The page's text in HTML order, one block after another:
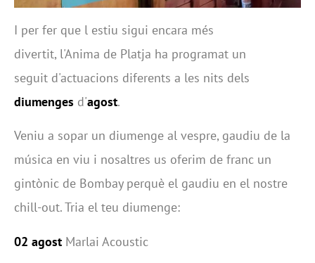
I per fer que l estiu sigui encara més
divertit, l'Anima de Platja ha programat un
seguit d'actuacions diferents a les nits dels
diumenges d'agost.
Veniu a sopar un diumenge al vespre, gaudiu de la
música en viu i nosaltres us oferim de franc un
gintònic de Bombay perquè el gaudiu en el nostre
chill-out. Tria el teu diumenge:
02 agost Marlai Acoustic